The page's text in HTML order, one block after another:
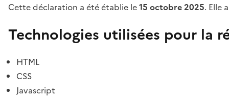
Cette déclaration a été établie le15 octobre 2025. Elle
Technologies utilisées pour la
HTML
CSS
Javascript